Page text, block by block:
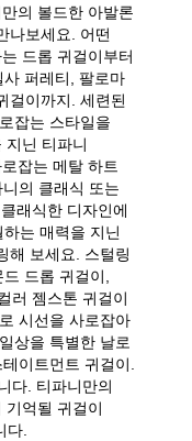
의 볼드한 아발론
나보세요. 어떤
드롭 귀걸이부터
퍼레티, 팔로마
걸이까지. 세련된
잡는 스타일을
닌 티파니
잡는 메탈 하트
의 클래식 또는
래식한 디자인에
는 매력을 지닌
해 보세요. 스털링
드롭 귀걸이,
러 젬스톤 귀걸이
시선을 사로잡아
상을 특별한 날로
이트먼트 귀걸이.
다. 티파니만의
억될 귀걸이
다.